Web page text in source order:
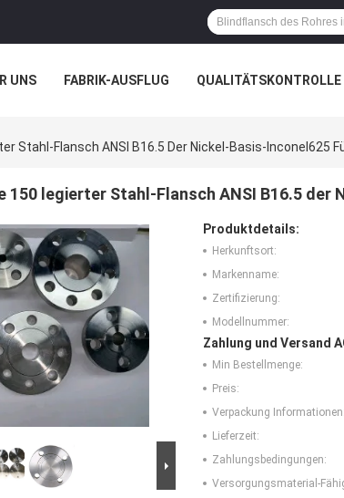
UNS FABRIK-AUSFLUG QUALITÄTSKONTROLLE
Stahl-Flansch ANSI B16.5 Der Nickel-Basis-Inconel625
150 legierter Stahl-Flansch ANSI B16.5 der
Produktdetails:
Herkunftsort:
Markenname:
Zertifizierung:
Modellnummer:
Zahlung und Versand
Min Bestellmenge:
Preis:
Verpackung Informationen:
Lieferzeit:
Zahlungsbedingungen:
Versorgungsmaterial-